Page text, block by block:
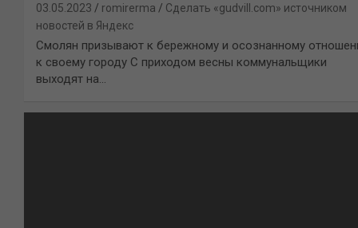
03.05.2023 romirerma
Сделать «gudvill.com» источником
новостей в Яндекс
Смолян призывают к бережному и осознанному
к своему городу С приходом весны коммунальщики
выходят на…